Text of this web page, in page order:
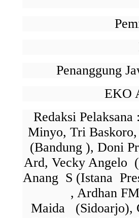
Penanggung
EKO
Redaksi
Minyo, Tri
(Bandung ), Doni
Ard, Vecky Angelo
Anang S (Istana
, Ardhan
Maida (Sidoarjo),